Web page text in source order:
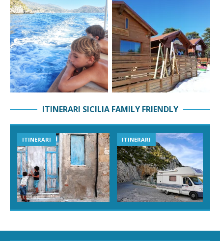
ITINERARI SICILIA FAMILY FRIENDLY
ITINERARI ITINERARI